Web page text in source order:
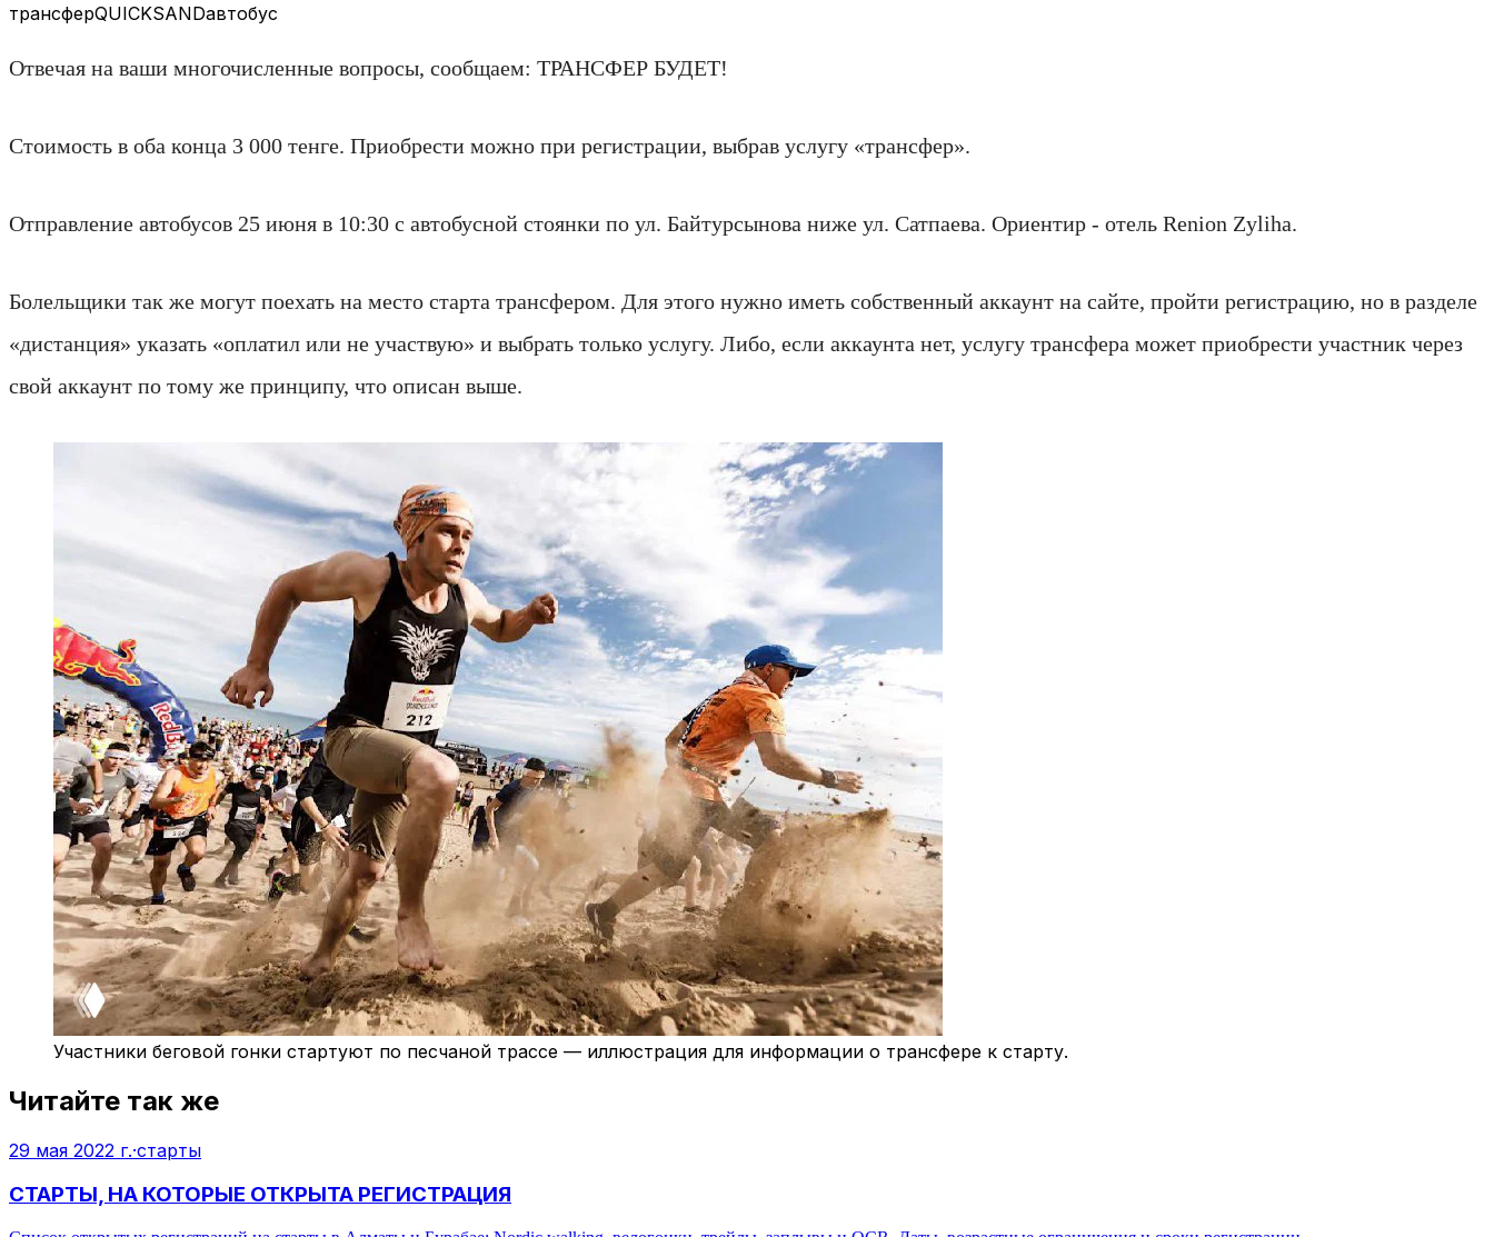
трансферQUICKSANDавтобус
Отвечая на ваши многочисленные вопросы, сообщаем: ТРАНСФЕР БУДЕТ!
Стоимость в оба конца 3 000 тенге. Приобрести можно при регистрации, выбрав услугу «трансфер».
Отправление автобусов 25 июня в 10:30 с автобусной стоянки по ул. Байтурсынова ниже ул. Сатпаева. Ориентир - отель Renion Zyliha.
Болельщики так же могут поехать на место старта трансфером. Для этого нужно иметь собственный аккаунт на сайте, пройти регистрацию, но в разделе
«дистанция» указать «оплатил или не участвую» и выбрать только услугу. Либо, если аккаунта нет, услугу трансфера может приобрести участник через
свой аккаунт по тому же принципу, что описан выше.
Участники беговой гонки стартуют по песчаной трассе — иллюстрация для информации о трансфере к старту.
Читайте так же
29 мая 2022 г.·старты
СТАРТЫ, НА КОТОРЫЕ ОТКРЫТА РЕГИСТРАЦИЯ